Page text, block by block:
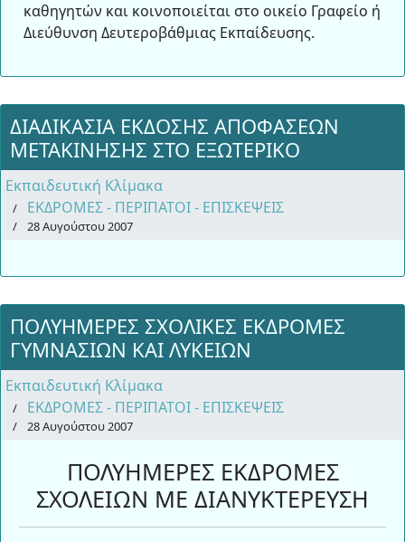
καθηγητών και κοινοποιείται στο οικείο Γραφείο ή
Διεύθυνση Δευτεροβάθμιας Εκπαίδευσης.
ΔΙΑΔΙΚΑΣΙΑ ΕΚΔΟΣΗΣ ΑΠΟΦΑΣΕΩΝ
ΜΕΤΑΚΙΝΗΣΗΣ ΣΤΟ ΕΞΩΤΕΡΙΚΟ
Εκπαιδευτική Κλίμακα
ΕΚΔΡΟΜΕΣ - ΠΕΡΙΠΑΤΟΙ - ΕΠΙΣΚΕΨΕΙΣ
28 Αυγούστου 2007
ΠΟΛΥΗΜΕΡΕΣ ΣΧΟΛΙΚΕΣ ΕΚΔΡΟΜΕΣ
ΓΥΜΝΑΣΙΩΝ ΚΑΙ ΛΥΚΕΙΩΝ
Εκπαιδευτική Κλίμακα
ΕΚΔΡΟΜΕΣ - ΠΕΡΙΠΑΤΟΙ - ΕΠΙΣΚΕΨΕΙΣ
28 Αυγούστου 2007
ΠΟΛΥΗΜΕΡΕΣ ΕΚΔΡΟΜΕΣ
ΣΧΟΛΕΙΩΝ ΜΕ ΔΙΑΝΥΚΤΕΡΕΥΣΗ